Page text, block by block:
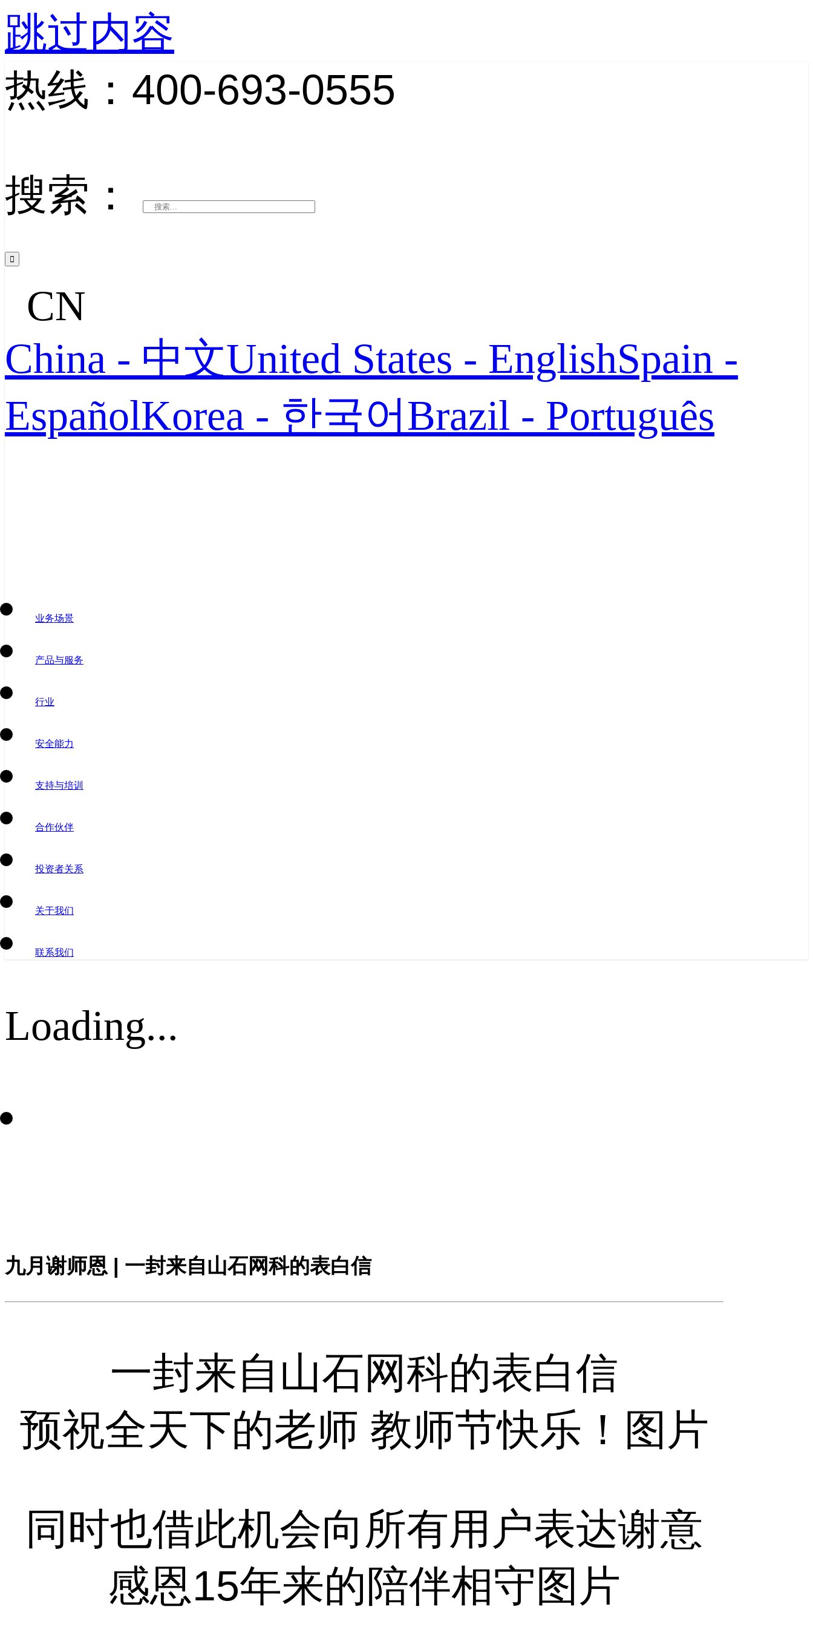
跳过内容
热线：400-693-0555
搜索：
CN
China - 中文United States - EnglishSpain -
EspañolKorea - 한국어Brazil - Português
业务场景
产品与服务
行业
安全能力
支持与培训
合作伙伴
投资者关系
关于我们
联系我们
Loading...
九月谢师恩 | 一封来自山石网科的表白信
一封来自山石网科的表白信
预祝全天下的老师 教师节快乐！图片
同时也借此机会向所有用户表达谢意
感恩15年来的陪伴相守图片